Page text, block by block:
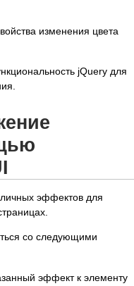
изменения цвета
jQuery для
эффектов для
со следующими
эффект к элементу